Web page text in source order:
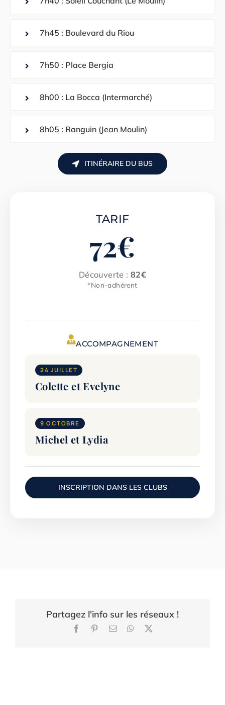
7h45 : Boulevard du Riou
7h50 : Place Bergia
8h00 : La Bocca (Intermarché)
8h05 : Ranguin (Jean Moulin)
ITINÉRAIRE DU BUS
TARIF
72€
Découverte : 82€
*Non-adhérent
ACCOMPAGNEMENT
24 JUILLET
Colette et Evelyne
9 OCTOBRE
Michel et Lydia
INSCRIPTION DANS LES CLUBS
Partagez l'info sur les réseaux !
FacebookPinterest
Email WhatsApp